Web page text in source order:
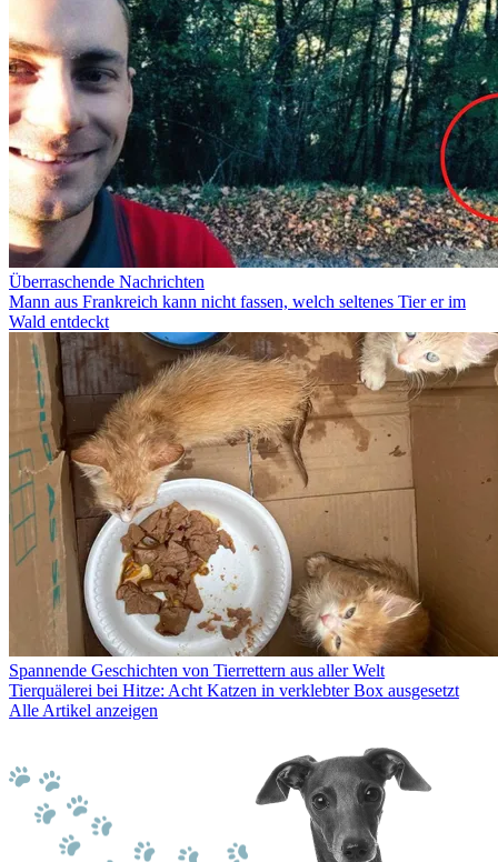
Überraschende Nachrichten
Mann aus Frankreich kann nicht fassen, welch seltenes Tier er im
Wald entdeckt
Spannende Geschichten von Tierrettern aus aller Welt
Tierquälerei bei Hitze: Acht Katzen in verklebter Box ausgesetzt
Alle Artikel anzeigen